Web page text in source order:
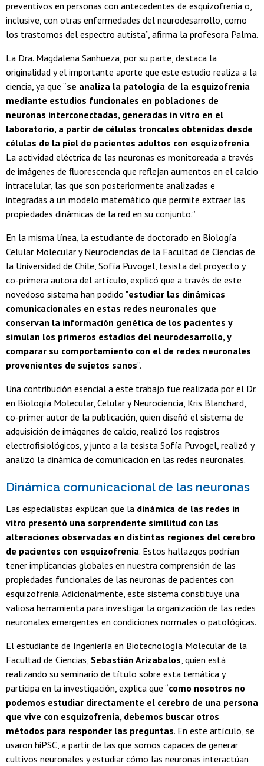
preventivos en personas con antecedentes de esquizofrenia o,
inclusive, con otras enfermedades del neurodesarrollo, como
los trastornos del espectro autista”, afirma la profesora Palma.
La Dra. Magdalena Sanhueza, por su parte, destaca la
originalidad y el importante aporte que este estudio realiza a la
ciencia, ya que “se analiza la patología de la esquizofrenia
mediante estudios funcionales en poblaciones de
neuronas interconectadas, generadas in vitro en el
laboratorio, a partir de células troncales obtenidas desde
células de la piel de pacientes adultos con esquizofrenia.
La actividad eléctrica de las neuronas es monitoreada a través
de imágenes de fluorescencia que reflejan aumentos en el calcio
intracelular, las que son posteriormente analizadas e
integradas a un modelo matemático que permite extraer las
propiedades dinámicas de la red en su conjunto.”
En la misma línea, la estudiante de doctorado en Biología
Celular Molecular y Neurociencias de la Facultad de Ciencias de
la Universidad de Chile, Sofía Puvogel, tesista del proyecto y
co-primera autora del artículo, explicó que a través de este
novedoso sistema han podido "estudiar las dinámicas
comunicacionales en estas redes neuronales que
conservan la información genética de los pacientes y
simulan los primeros estadios del neurodesarrollo, y
comparar su comportamiento con el de redes neuronales
provenientes de sujetos sanos”.
Una contribución esencial a este trabajo fue realizada por el Dr.
en Biología Molecular, Celular y Neurociencia, Kris Blanchard,
co-primer autor de la publicación, quien diseñó el sistema de
adquisición de imágenes de calcio, realizó los registros
electrofisiológicos, y junto a la tesista Sofía Puvogel, realizó y
analizó la dinámica de comunicación en las redes neuronales.
Dinámica comunicacional de las neuronas
Las especialistas explican que la dinámica de las redes in
vitro presentó una sorprendente similitud con las
alteraciones observadas en distintas regiones del cerebro
de pacientes con esquizofrenia. Estos hallazgos podrían
tener implicancias globales en nuestra comprensión de las
propiedades funcionales de las neuronas de pacientes con
esquizofrenia. Adicionalmente, este sistema constituye una
valiosa herramienta para investigar la organización de las redes
neuronales emergentes en condiciones normales o patológicas.
El estudiante de Ingeniería en Biotecnología Molecular de la
Facultad de Ciencias, Sebastián Arizabalos , quien está
realizando su seminario de título sobre esta temática y
participa en la investigación, explica que “como nosotros no
podemos estudiar directamente el cerebro de una persona
que vive con esquizofrenia, debemos buscar otros
métodos para responder las preguntas. En este artículo, se
usaron hiPSC, a partir de las que somos capaces de generar
cultivos neuronales y estudiar cómo las neuronas interactúan